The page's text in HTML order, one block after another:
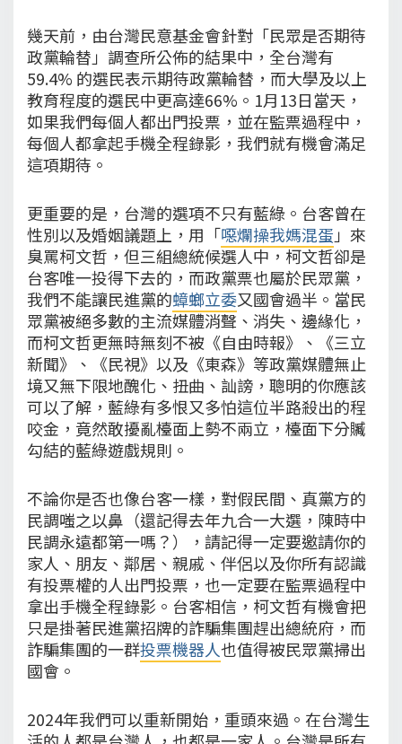
幾天前，由台灣民意基金會針對「民眾是否期待
政黨輪替」調查所公佈的結果中，全台灣有
59.4% 的選民表示期待政黨輪替，而大學及以上
教育程度的選民中更高達66%。1月13日當天，
如果我們每個人都出門投票，並在監票過程中，
每個人都拿起手機全程錄影，我們就有機會滿足
這項期待。
更重要的是，台灣的選項不只有藍綠。台客曾在
性別以及婚姻議題上，用「噁爛操我媽混蛋 」來
臭罵柯文哲，但三組總統候選人中，柯文哲卻是
台客唯一投得下去的，而政黨票也屬於民眾黨，
我們不能讓民進黨的蟑螂立委又國會過半。當民
眾黨被絕多數的主流媒體消聲、消失、邊緣化，
而柯文哲更無時無刻不被《自由時報》、《三立
新聞》、《民視》以及《東森》等政黨媒體無止
境又無下限地醜化、扭曲、訕謗，聰明的你應該
可以了解，藍綠有多恨又多怕這位半路殺出的程
咬金，竟然敢擾亂檯面上勢不兩立，檯面下分贓
勾結的藍綠遊戲規則。
不論你是否也像台客一樣，對假民間、真黨方的
民調嗤之以鼻（還記得去年九合一大選，陳時中
民調永遠都第一嗎？），請記得一定要邀請你的
家人、朋友、鄰居、親戚、伴侶以及你所有認識
有投票權的人出門投票，也一定要在監票過程中
拿出手機全程錄影。台客相信，柯文哲有機會把
只是掛著民進黨招牌的詐騙集團趕出總統府，而
詐騙集團的一群投票機器人也值得被民眾黨掃出
國會。
2024年我們可以重新開始，重頭來過。在台灣生